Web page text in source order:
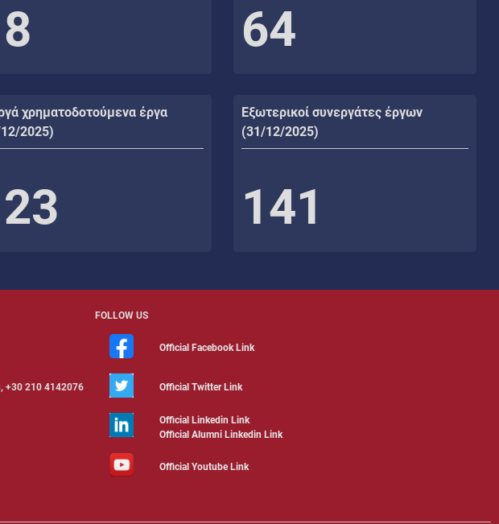
64
χρηματοδοτούμενα έργα
2025)
Εξωτερικοί συνεργάτες έργων
(31/12/2025)
141
FOLLOW US
Official Facebook Link
+30 210 4142076 Official Twitter Link
Official Linkedin Link
Official Alumni Linkedin Link
Official Youtube Link